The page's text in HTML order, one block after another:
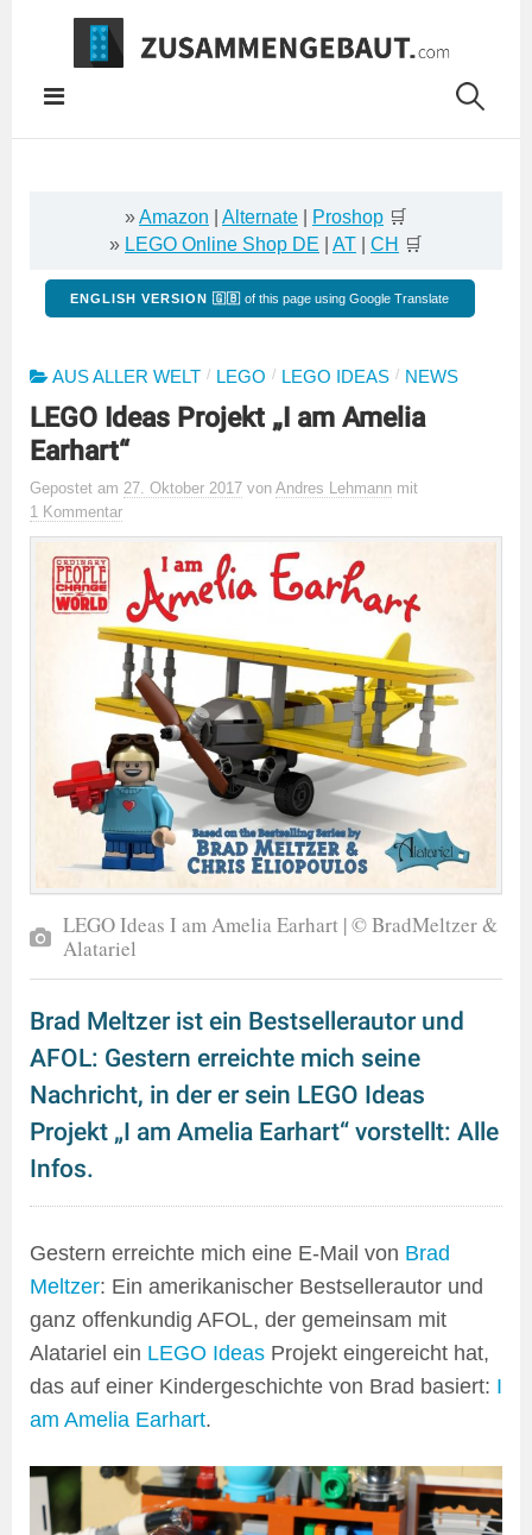
Springe
Inhalt
»Amazon Alternate Proshop 🛒
» LEGO Online Shop DE AT CH 🛒
ENGLISH VERSION 🇬🇧 of this page using Google Translate
AUS ALLER WELT / LEGO / LEGO IDEAS / NEWS
LEGO Ideas Projekt „I am Amelia
Earhart“
Gepostet am 27. Oktober 2017 von Andres Lehmann mit
1 Kommentar
LEGO Ideas I am Amelia Earhart | © BradMeltzer &
Alatariel
Brad Meltzer ist ein Bestsellerautor und
AFOL: Gestern erreichte mich seine
Nachricht, in der er sein LEGO Ideas
Projekt „I am Amelia Earhart“ vorstellt: Alle
Infos.
Gestern erreichte mich eine E-Mail von Brad
Meltzer: Ein amerikanischer Bestsellerautor und
ganz offenkundig AFOL, der gemeinsam mit
Alatariel ein LEGO Ideas Projekt eingereicht hat,
das auf einer Kindergeschichte von Brad basiert: I
am Amelia Earhart.